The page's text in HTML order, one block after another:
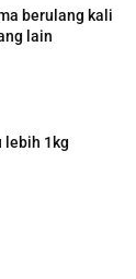
berulang kali
lain
lebih 1kg